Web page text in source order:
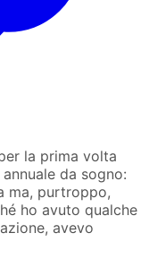
la prima volta
da sogno:
ma, purtroppo,
ho avuto qualche
avevo